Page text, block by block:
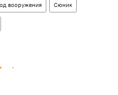
вооружения Сюник